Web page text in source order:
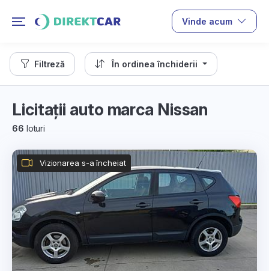
Vinde acum
Filtreză În ordinea închiderii
Licitații auto marca Nissan
66 loturi
Vizionarea s-a încheiat